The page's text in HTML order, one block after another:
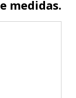
medidas.